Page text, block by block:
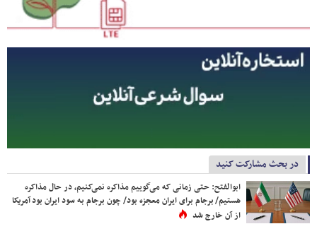
در بحث مشارکت کنید
ابوالفتح: حتی زمانی که می‌گوییم مذاکره نمی‌کنیم، در حال مذاکره
هستیم/ برجام برای ایران معجزه بود/ چون برجام به سود ایران بود آمریکا
از آن خارج شد